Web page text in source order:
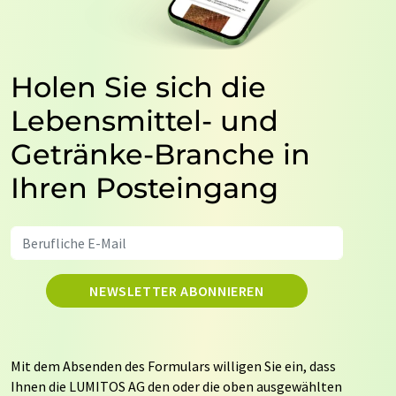
Holen Sie sich die
Lebensmittel- und
Getränke-Branche in
Ihren Posteingang
NEWSLETTER ABONNIEREN
Mit dem Absenden des Formulars willigen Sie ein, dass
Ihnen die LUMITOS AG den oder die oben ausgewählten